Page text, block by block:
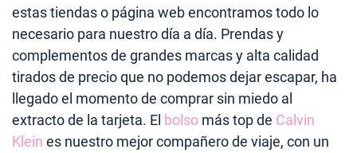
estas tiendas o página web encontramos todo lo
necesario para nuestro día a día. Prendas y
complementos de grandes marcas y alta calidad
tirados de precio que no podemos dejar escapar, ha
llegado el momento de comprar sin miedo al
extracto de la tarjeta. El bolso más top de Calvin
Klein es nuestro mejor compañero de viaje, con un